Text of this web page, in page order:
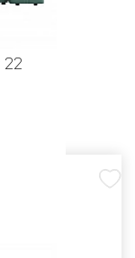
22